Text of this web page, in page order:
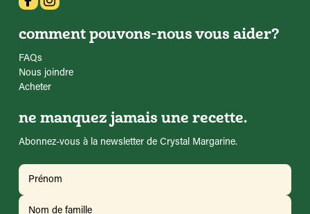
comment pouvons-nous vous aider?
FAQs
Nous joindre
Acheter
ne manquez jamais une recette.
Abonnez-vous à la newsletter de Crystal Margarine.
Nom
Prénom